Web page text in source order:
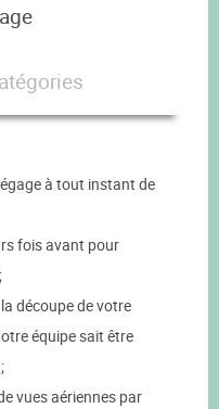
à tout instant de
fois avant pour
découpe de votre
équipe sait être
vues aériennes par